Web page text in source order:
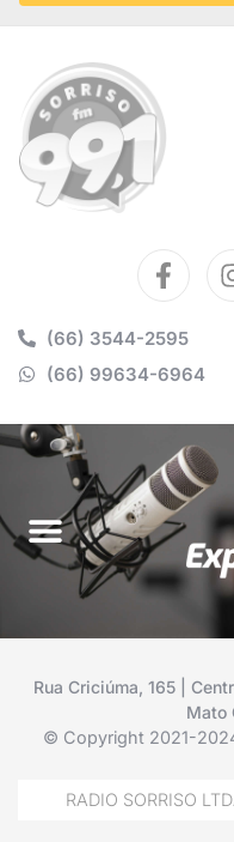
(66) 3544-2595
(66) 99634-6964
Rua Criciúma, 165 |
Mato
© Copyright 2021-
RADIO SORRISO